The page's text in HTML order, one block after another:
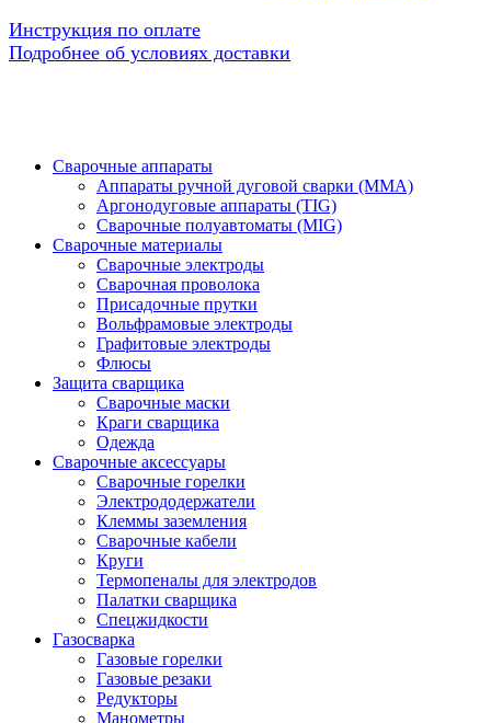
Инструкция по оплате
Подробнее об условиях доставки
Сварочные аппараты
Аппараты ручной дуговой сварки (MMA)
Аргонодуговые аппараты (TIG)
Сварочные полуавтоматы (MIG)
Сварочные материалы
Сварочные электроды
Сварочная проволока
Присадочные прутки
Вольфрамовые электроды
Графитовые электроды
Флюсы
Защита сварщика
Сварочные маски
Краги сварщика
Одежда
Сварочные аксессуары
Сварочные горелки
Электрододержатели
Клеммы заземления
Сварочные кабели
Круги
Термопеналы для электродов
Палатки сварщика
Спецжидкости
Газосварка
Газовые горелки
Газовые резаки
Редукторы
Манометры